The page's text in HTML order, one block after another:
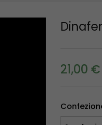
21,00 €